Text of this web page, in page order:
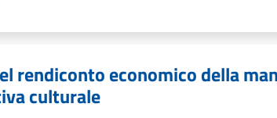
rendiconto economico della
culturale